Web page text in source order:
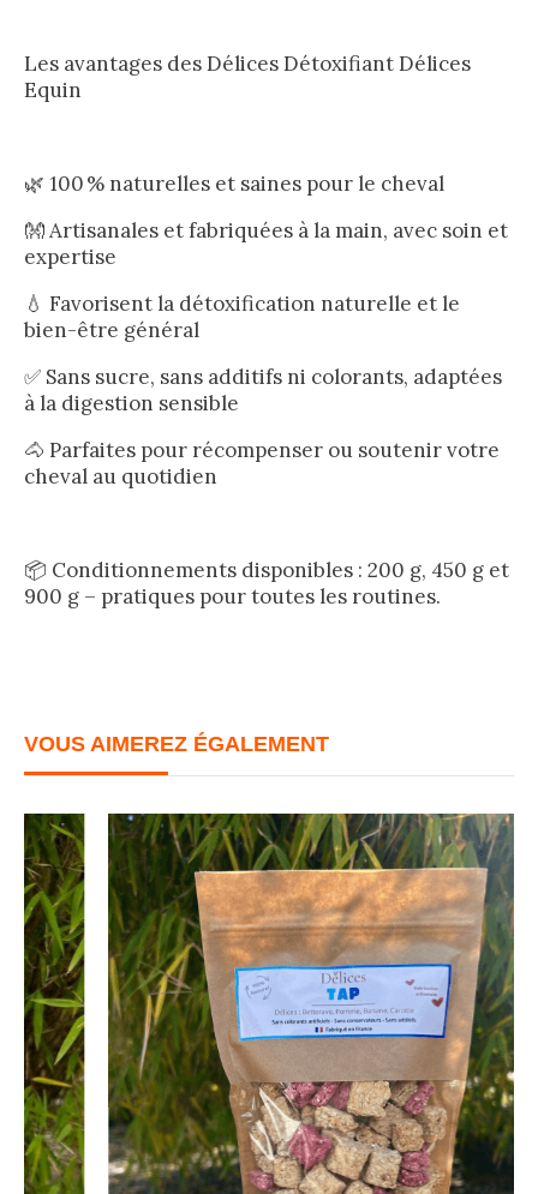
Les avantages des Délices Détoxifiant Délices
Equin
🌿 100 % naturelles et saines pour le cheval
👐 Artisanales et fabriquées à la main, avec soin et
expertise
💧 Favorisent la détoxification naturelle et le
bien-être général
✅ Sans sucre, sans additifs ni colorants, adaptées
à la digestion sensible
🐴 Parfaites pour récompenser ou soutenir votre
cheval au quotidien
📦 Conditionnements disponibles : 200 g, 450 g et
900 g – pratiques pour toutes les routines.
VOUS AIMEREZ ÉGALEMENT